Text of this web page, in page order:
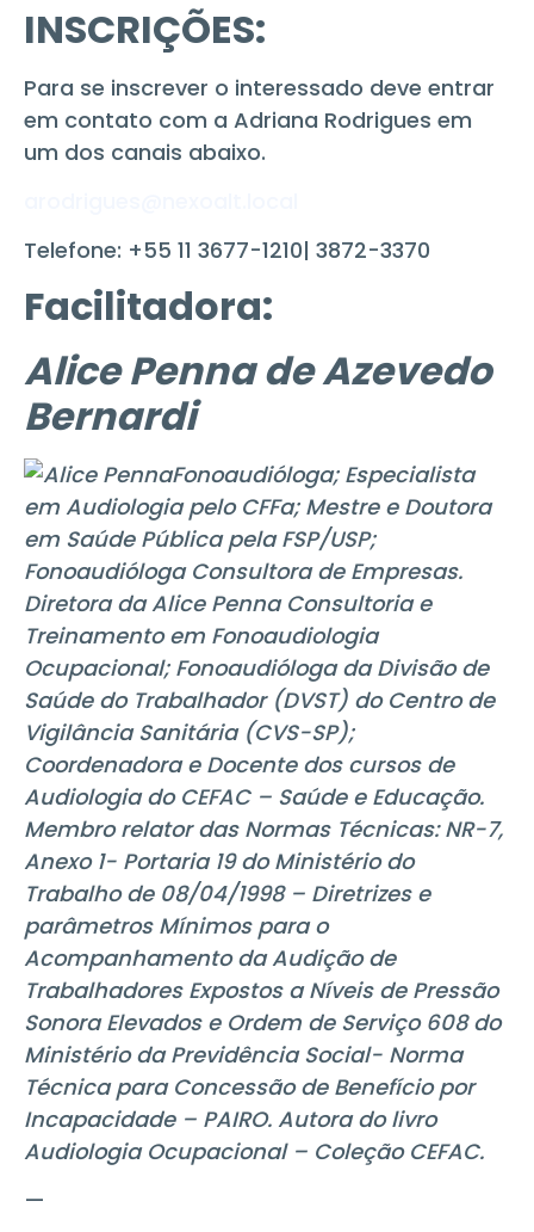
INSCRIÇÕES:
Para se inscrever o interessado deve entrar
em contato com a Adriana Rodrigues em
um dos canais abaixo.
Telefone: +55 11 3677-1210| 3872-3370
Facilitadora:
Alice Penna de Azevedo
Bernardi
Fonoaudióloga; Especialista
em Audiologia pelo CFFa; Mestre e Doutora
em Saúde Pública pela FSP/USP;
Fonoaudióloga Consultora de Empresas.
Diretora da Alice Penna Consultoria e
Treinamento em Fonoaudiologia
Ocupacional; Fonoaudióloga da Divisão de
Saúde do Trabalhador (DVST) do Centro de
Vigilância Sanitária (CVS-SP);
Coordenadora e Docente dos cursos de
Audiologia do CEFAC – Saúde e Educação.
Membro relator das Normas Técnicas: NR-7,
Anexo 1- Portaria 19 do Ministério do
Trabalho de 08/04/1998 – Diretrizes e
parâmetros Mínimos para o
Acompanhamento da Audição de
Trabalhadores Expostos a Níveis de Pressão
Sonora Elevados e Ordem de Serviço 608 do
Ministério da Previdência Social- Norma
Técnica para Concessão de Benefício por
Incapacidade – PAIRO. Autora do livro
Audiologia Ocupacional – Coleção CEFAC.
—